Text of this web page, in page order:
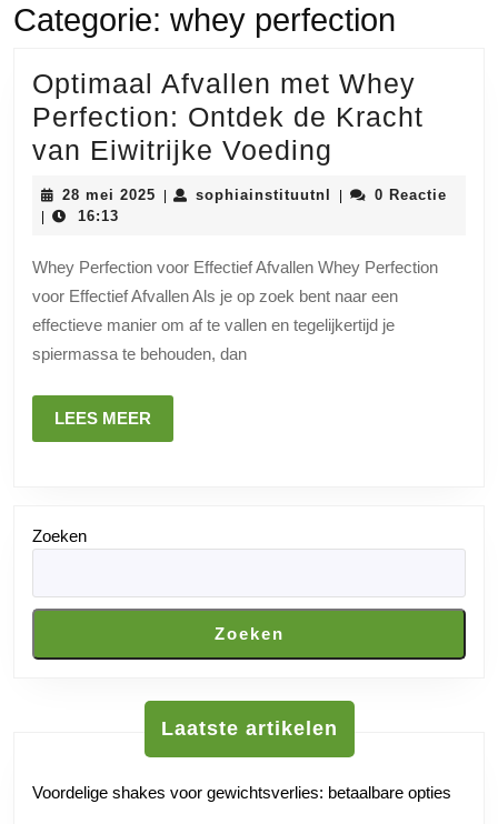
Categorie: whey perfection
Optimaal Afvallen met Whey
Perfection: Ontdek de Kracht
van Eiwitrijke Voeding
Afvallen
Perfection:
Ontdek
28 mei 2025 28
sophiainstituutnl sophiainstituutnl
0 Reactie
16:13
Whey Perfection voor Effectief Afvallen Whey Perfection
voor Effectief Afvallen Als je op zoek bent naar een
effectieve manier om af te vallen en tegelijkertijd je
spiermassa te behouden, dan
LEES MEER
MEER
Zoeken
Zoeken
Laatste artikelen
Voordelige shakes voor gewichtsverlies: betaalbare opties